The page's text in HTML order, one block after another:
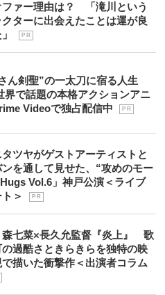
ファー理由は？ 「滝川という
ターに出会えたことは運が良
P R
ん剣聖”の一太刀に宿る人生
で話題の本格アクションアニ
Videoで独占配信中
P R
ツヤがゲストアーティストと
を通して見せた、“攻めのモー
Hugs Vol.6」神戸公演＜ライブ
＞
P R
森七菜×長久允監督『炎上』 歌
過酷さときらきらを独特の映
描いた衝撃作＜出演者コラム